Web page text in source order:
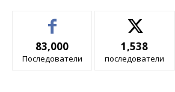
83,000
Последователи
1,538
последователи